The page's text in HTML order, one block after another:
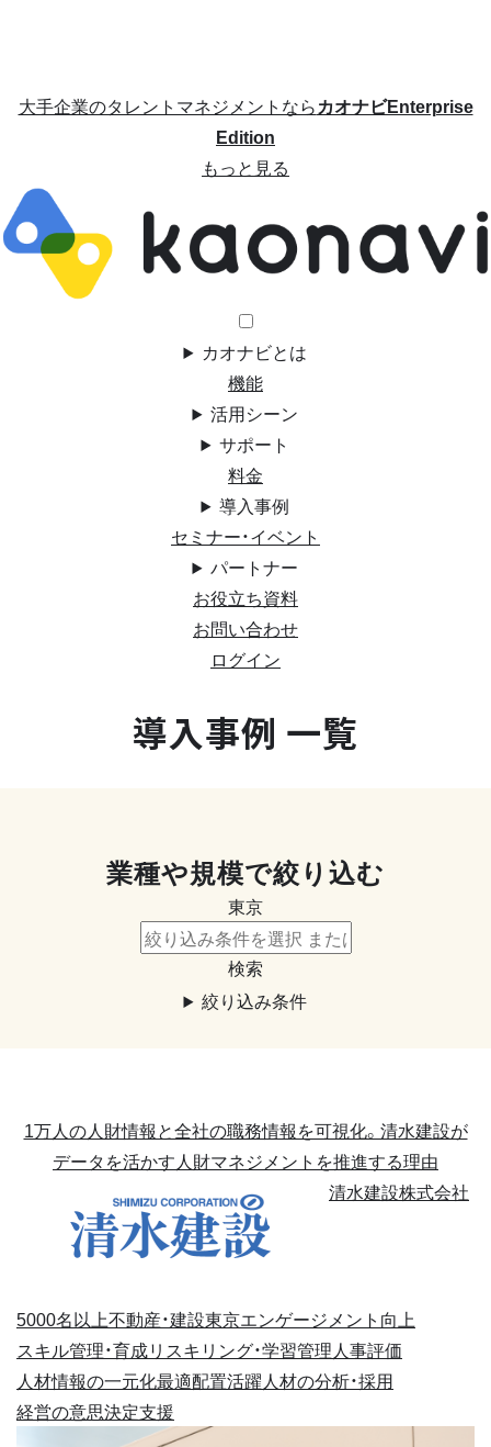
大手企業のタレントマネジメントならカオナビEnterprise
Edition
もっと見る
カオナビとは
機能
活用シーン
サポート
料金
導入事例
セミナー・イベント
パートナー
お役立ち資料
お問い合わせ
ログイン
導入事例 一覧
業種や規模で絞り込む
東京
検索
絞り込み条件
1万人の人財情報と全社の職務情報を可視化。清水建設が
データを活かす人財マネジメントを推進する理由
清水建設株式会社
5000名以上不動産・建設東京エンゲージメント向上
スキル管理・育成リスキリング・学習管理人事評価
人材情報の一元化最適配置活躍人材の分析・採用
経営の意思決定支援